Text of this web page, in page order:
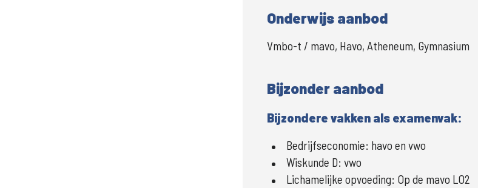
Onderwijs aanbod
Vmbo-t / mavo, Havo, Atheneum, Gymnasium
Bijzonder aanbod
Bijzondere vakken als examenvak:
Bedrijfseconomie: havo en vwo
Wiskunde D: vwo
Lichamelijke opvoeding: Op de mavo LO2